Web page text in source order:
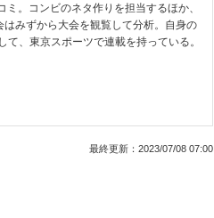
。コンビのネタ作りを担当するほか、
みずから大会を観覧して分析。自身の
、東京スポーツで連載を持っている。
最終更新： 2023/07/08 07:00